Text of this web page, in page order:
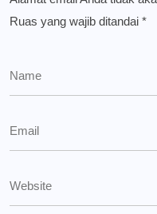
Ruas yang wajib ditandai *